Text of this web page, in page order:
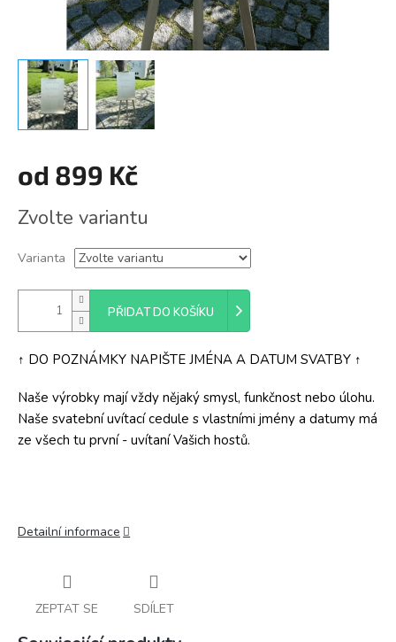
od 899 Kč
cena:
Zvolte variantu
Varianta
PŘIDAT DO KOŠÍKU
↑ DO POZNÁMKY NAPIŠTE JMÉNA A DATUM SVATBY ↑
Naše výrobky mají vždy nějaký smysl, funkčnost nebo úlohu.
Naše svatební uvítací cedule s vlastními jmény a datumy má
ze všech tu první - uvítaní Vašich hostů.
Detailní informace
ZEPTAT SE SDÍLET